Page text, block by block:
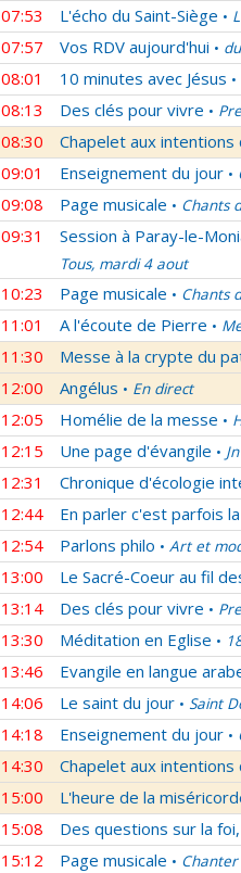
07:53 L'écho du Saint-Siège •
07:57 Vos RDV aujourd'hui •
08:01 10 minutes avec Jésus •
08:13 Des clés pour vivre •
08:30 Chapelet aux
09:01 Enseignement du jour •
09:08 Page musicale • Chants
09:31 Session à Paray-le-
Tous, mardi 4 aout
10:23 Page musicale • Chants
11:01 A l'écoute de Pierre •
11:30 Messe à la crypte du
12:00 Angélus • En direct
12:05 Homélie de la messe •
12:15 Une page d'évangile •
12:31 Chronique d'écologie
12:44 En parler c'est parfois
12:54 Parlons philo • Art et
13:00 Le Sacré-Coeur au fil
13:14 Des clés pour vivre •
13:30 Méditation en Eglise •
13:46 Evangile en langue
14:06 Le saint du jour • Saint
14:18 Enseignement du jour •
14:30 Chapelet aux
15:00 L'heure de la
15:08 Des questions sur la
15:12 Page musicale •